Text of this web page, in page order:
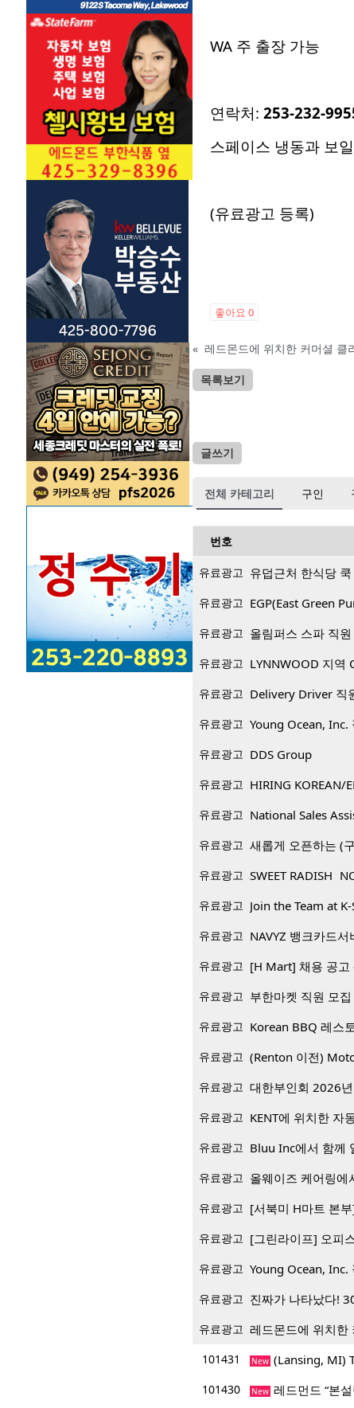
WA 주 출장 가능
연락처: 253-232-
스페이스 냉동과 보
(유료광고 등록)
좋아요 0
« 레드몬드에 위치한 커머셜 클
목록보기
글쓰기
전체 카테고리 구인
번호
유료광고 유덥근처 한식당
유료광고 EGP(East Green
유료광고 올림퍼스 스파 직원
유료광고 LYNNWOOD 지역
유료광고 Delivery Driver 직
유료광고 Young Ocean,
유료광고 DDS Group
유료광고 HIRING KOREAN/
유료광고 National Sales
유료광고 새롭게 오픈하는 (
유료광고 SWEET RADISH
유료광고 Join the Team at
유료광고 NAVYZ 뱅크카드
유료광고 [H Mart] 채용 공
유료광고 부한마켓 직원 모집
유료광고
유료광고 (Renton 이전)
유료광고 대한부인회 2026
유료광고 KENT에 위치한 자
유료광고 Bluu Inc에서 함께
유료광고 올웨이즈 케어링에
유료광고 [서북미 H마트 본
유료광고 [그린라이프] 오피
유료광고 Young Ocean, Inc.
유료광고 진짜가 나타났다!
유료광고 레드몬드에 위치한
101431
New (Lansing, MI)
101430
New 레드먼드 “본